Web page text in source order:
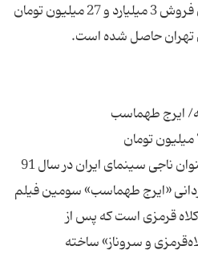
میلیون تومان رسید؛ كه از این فروش 3 میلیارد و 27 میلیون تومان
«كلاه‌قرمزی و بچه‌ننه» را به عنوان ناجی سینمای ایران در سال 91
«ایرج طهماسب» سومین فیلم
قرمزی است كه پس از
و سروناز» ساخته